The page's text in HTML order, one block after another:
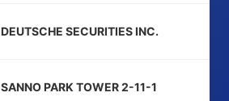
DEUTSCHE SECURITIES INC.
SANNO PARK TOWER 2-11-1